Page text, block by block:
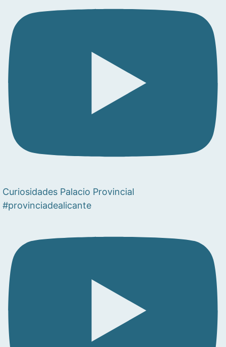
Curiosidades Palacio Provincial
#provinciadealicante